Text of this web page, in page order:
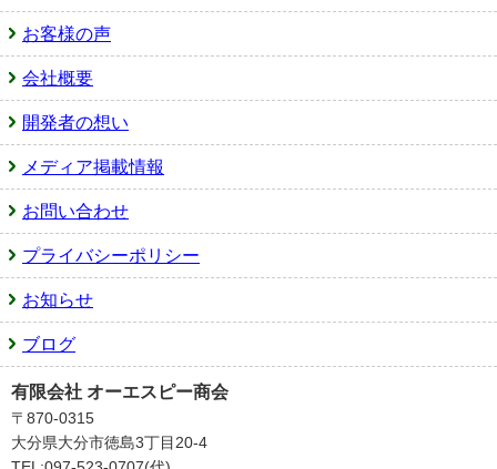
お客様の声
会社概要
開発者の想い
メディア掲載情報
お問い合わせ
プライバシーポリシー
お知らせ
ブログ
有限会社 オーエスピー商会
〒870-0315
大分県大分市徳島3丁目20-4